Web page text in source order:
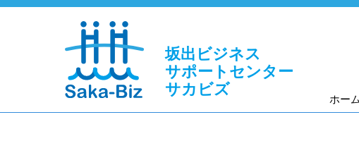
坂出ビジネス
サポートセンター
サカビズ
ホーム